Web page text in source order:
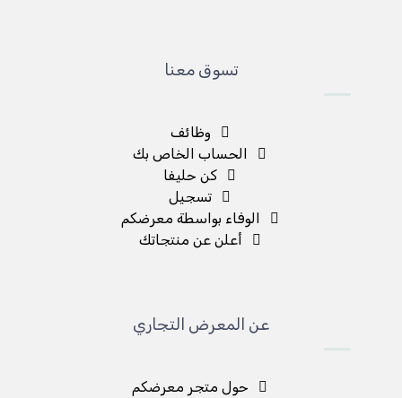
تسوق معنا
وظائف
الحساب الخاص بك
كن حليفا
تسجيل
الوفاء بواسطة معرضكم
أعلن عن منتجاتك
عن المعرض التجاري
حول متجر معرضكم